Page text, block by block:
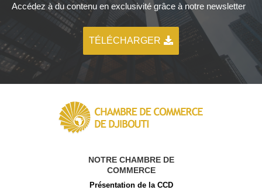
Accédez à du contenu en exclusivité grâce à notre newsletter
TÉLÉCHARGER
NOTRE CHAMBRE DE
COMMERCE
Présentation de la CCD